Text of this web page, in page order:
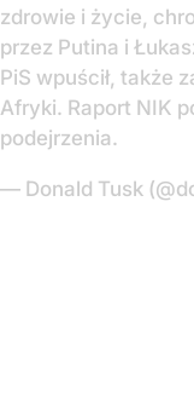
zdrowie i życie,
przez Putina i
PiS wpuścił, także
Afryki. Raport NIK
podejrzenia.
— Donald Tusk